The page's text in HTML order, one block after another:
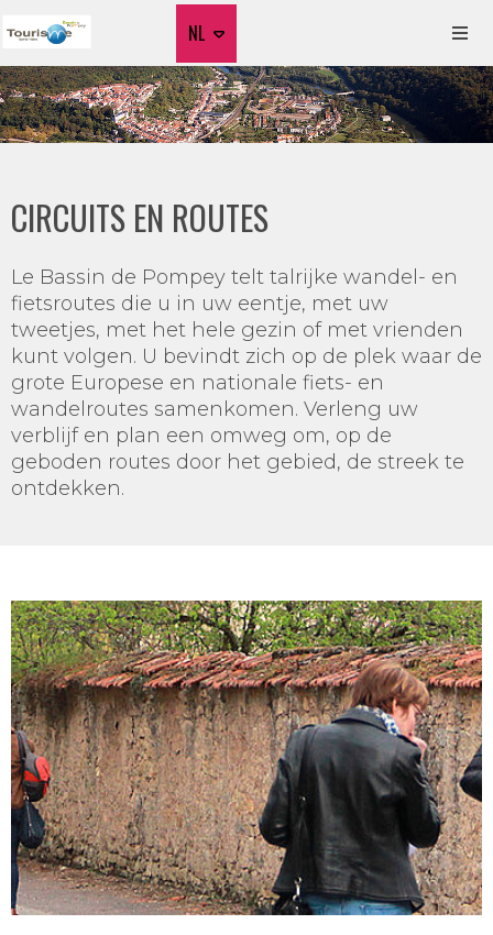
NL
CIRCUITS EN ROUTES
Le Bassin de Pompey telt talrijke wandel- en
fietsroutes die u in uw eentje, met uw
tweetjes, met het hele gezin of met vrienden
kunt volgen. U bevindt zich op de plek waar de
grote Europese en nationale fiets- en
wandelroutes samenkomen. Verleng uw
verblijf en plan een omweg om, op de
geboden routes door het gebied, de streek te
ontdekken.